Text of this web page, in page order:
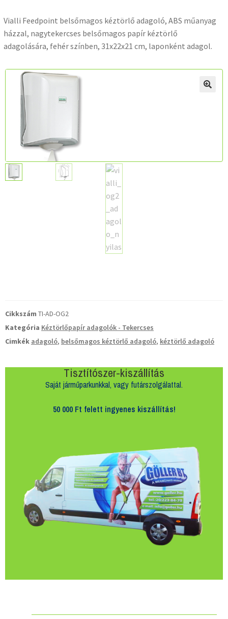
Vialli Feedpoint belsőmagos kéztörlő adagoló, ABS műanyag
házzal, nagytekercses belsőmagos papír kéztörlő
adagolására, fehér színben, 31x22x21 cm, laponként adagol.
Cikkszám TI-AD-OG2
Kategória Kéztörlőpapír adagolók - Tekercses
Cimkék adagoló, belsőmagos kéztörlő adagoló, kéztörlő adagoló
Tisztítószer-kiszállítás
Saját járműparkunkkal, vagy futárszolgálattal.
50 000 Ft felett ingyenes kiszállítás!